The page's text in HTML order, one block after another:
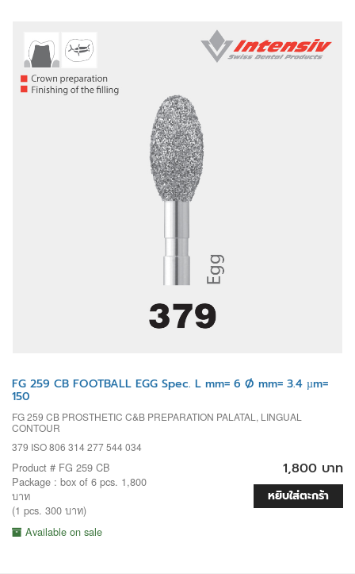
FG 259 CB FOOTBALL EGG Spec. L mm= 6 Ø mm= 3.4 µm=
150
FG 259 CB PROSTHETIC C&B PREPARATION PALATAL, LINGUAL
CONTOUR
379 ISO 806 314 277 544 034
Product # FG 259 CB
Package : box of 6 pcs. 1,800
บาท
(1 pcs. 300 บาท)
Available on sale
1,800 บาท
หยิบใส่ตะกร้า